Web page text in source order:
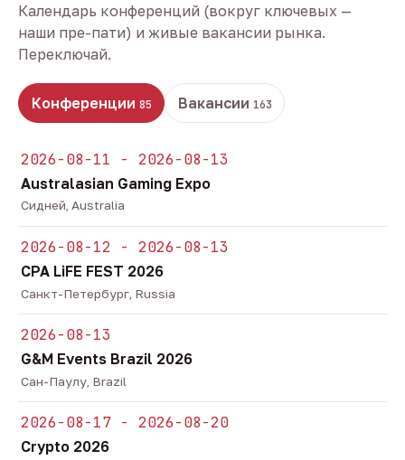
Календарь конференций (вокруг ключевых —
наши пре-пати) и живые вакансии рынка.
Переключай.
Конференции 85 Вакансии 163
2026-08-11 - 2026-08-13
Australasian Gaming Expo
Сидней, Australia
2026-08-12 - 2026-08-13
CPA LiFE FEST 2026
Санкт-Петербург, Russia
2026-08-13
G&M Events Brazil 2026
Сан-Паулу, Brazil
2026-08-17 - 2026-08-20
Crypto 2026